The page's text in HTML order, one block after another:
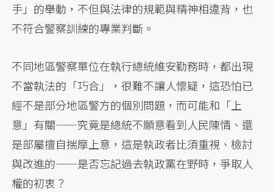
手」的舉動，不但與法律的規範與精神相違背，也
不符合警察訓練的專業判斷。
不同地區警察單位在執行總統維安勤務時，都出現
不當執法的「巧合」，很難不讓人懷疑，這恐怕已
經不是部分地區警方的個別問題，而可能和「上
意」有關——究竟是總統不願意看到人民陳情、還
是部屬擅自揣摩上意，這是執政者比須重視、檢討
與改進的——是否忘記過去執政黨在野時，爭取人
權的初衷？